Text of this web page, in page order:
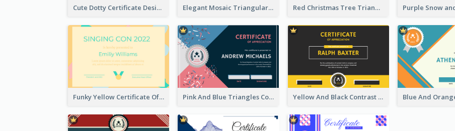
Cute Dotty Certificate Design Template Idea Elegant Mosaic Triangular Certificate Design Template Red Christmas Tree Triangle Photo Certificate
Funky Yellow Certificate Of Singing Content Champion Pink And Blue Triangles Confetti Celebration Certificate Yellow And Black Contrast Simple Certificate